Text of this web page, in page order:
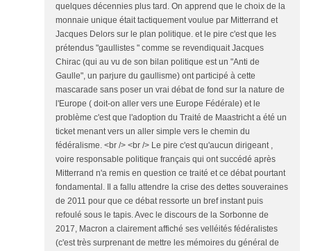
quelques décennies plus tard. On apprend que le choix de la
monnaie unique était tactiquement voulue par Mitterrand et
Jacques Delors sur le plan politique. et le pire c'est que les
prétendus "gaullistes " comme se revendiquait Jacques
Chirac (qui au vu de son bilan politique est un "Anti de
Gaulle", un parjure du gaullisme) ont participé à cette
mascarade sans poser un vrai débat de fond sur la nature de
l'Europe ( doit-on aller vers une Europe Fédérale) et le
problème c'est que l'adoption du Traité de Maastricht a été un
ticket menant vers un aller simple vers le chemin du
fédéralisme. <br /> <br /> Le pire c'est qu'aucun dirigeant ,
voire responsable politique français qui ont succédé après
Mitterrand n'a remis en question ce traité et ce débat pourtant
fondamental. Il a fallu attendre la crise des dettes souveraines
de 2011 pour que ce débat ressorte un bref instant puis
refoulé sous le tapis. Avec le discours de la Sorbonne de
2017, Macron a clairement affiché ses velléités fédéralistes
(c'est très surprenant de mettre les mémoires du général de